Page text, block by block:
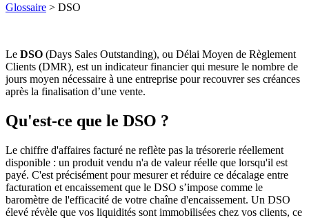
Glossaire > DSO
Le DSO (Days Sales Outstanding), ou Délai Moyen de Règlement
Clients (DMR), est un indicateur financier qui mesure le nombre de
jours moyen nécessaire à une entreprise pour recouvrer ses créances
après la finalisation d’une vente.
Qu'est-ce que le DSO ?
Le chiffre d'affaires facturé ne reflète pas la trésorerie réellement
disponible : un produit vendu n'a de valeur réelle que lorsqu'il est
payé. C'est précisément pour mesurer et réduire ce décalage entre
facturation et encaissement que le DSO s’impose comme le
baromètre de l'efficacité de votre chaîne d'encaissement. Un DSO
élevé révèle que vos liquidités sont immobilisées chez vos clients, ce